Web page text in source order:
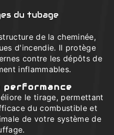
du tubage
de la cheminée,
d'incendie. Il protège
contre les dépôts de
inflammables.
performance
le tirage, permettant
du combustible et
de votre système de